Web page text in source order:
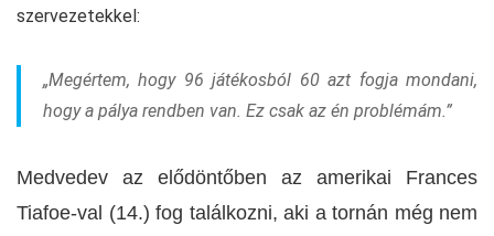
szervezetekkel:
„Megértem, hogy 96 játékosból 60 azt fogja mondani,
hogy a pálya rendben van. Ez csak az én problémám.”
Medvedev az elődöntőben az amerikai Frances
Tiafoe-val (14.) fog találkozni, aki a tornán még nem